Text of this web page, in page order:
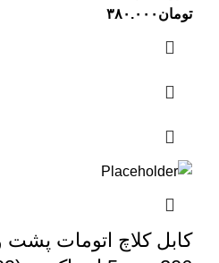
تومان ۳۸۰.۰۰۰